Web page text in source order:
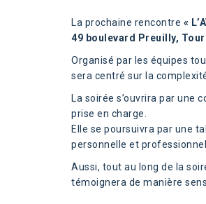
La prochaine rencontre « L’
49 boulevard Preuilly,
Organisé par les équipes
sera centré sur la
La soirée s’ouvrira par une
prise en charge.
Elle se poursuivra par une
personnelle et
Aussi, tout au long de la
témoignera de manière